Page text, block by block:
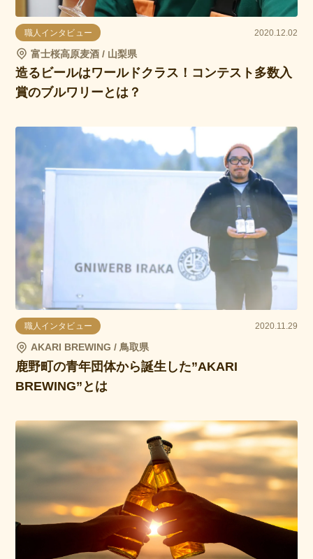
職人インタビュー 2020.12.02
富士桜高原麦酒 / 山梨県
造るビールはワールドクラス！コンテスト多数入
賞のブルワリーとは？
職人インタビュー 2020.11.29
AKARI BREWING / 鳥取県
鹿野町の青年団体から誕生した”AKARI
BREWING”とは